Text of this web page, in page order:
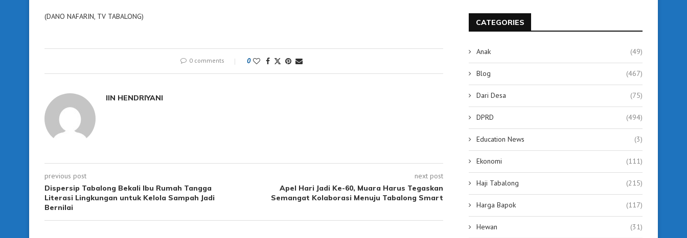
(DANO NAFARIN, TV TABALONG)
0 comments 0
IIN HENDRIYANI
previous post
Dispersip Tabalong Bekali Ibu Rumah Tangga
Literasi Lingkungan untuk Kelola Sampah Jadi
Bernilai
next post
Apel Hari Jadi Ke-60, Muara Harus Tegaskan
Semangat Kolaborasi Menuju Tabalong Smart
CATEGORIES
Anak (49)
Blog (467)
Dari Desa (75)
DPRD (494)
Education News (3)
Ekonomi (111)
Haji Tabalong (215)
Harga Bapok (117)
Hewan (31)